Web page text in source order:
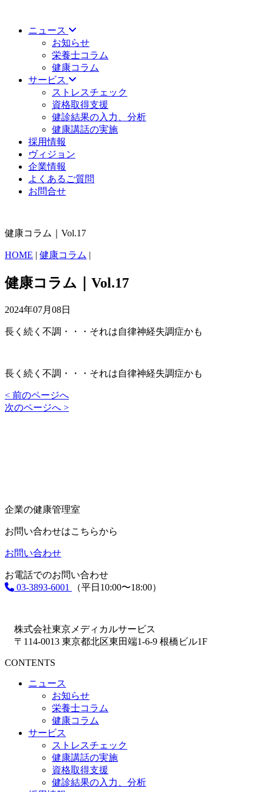
ニュース
お知らせ
栄養士コラム
健康コラム
サービス
ストレスチェック
資格取得支援
健診結果の入力、分析
健康講話の実施
採用情報
ヴィジョン
企業情報
よくあるご質問
お問合せ
健康コラム｜Vol.17
HOME | 健康コラム |
健康コラム｜Vol.17
2024年07月08日
長く続く不調・・・それは自律神経失調症かも
長く続く不調・・・それは自律神経失調症かも
< 前のページへ
次のページへ >
企業の健康管理室
お問い合わせはこちらから
お問い合わせ
お電話でのお問い合わせ
03-3893-6001
（平日10:00〜18:00）
株式会社東京メディカルサービス
〒114-0013 東京都北区東田端1-6-9 根橋ビル1F
CONTENTS
ニュース
お知らせ
栄養士コラム
健康コラム
サービス
ストレスチェック
健康講話の実施
資格取得支援
健診結果の入力、分析